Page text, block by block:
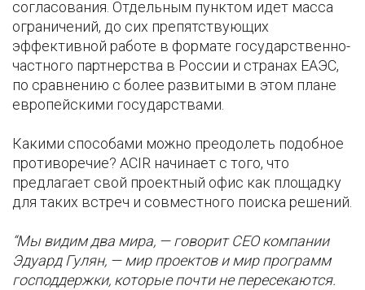
согласования. Отдельным пунктом идет масса
ограничений, до сих препятствующих
эффективной работе в формате государственно-
частного партнерства в России и странах ЕАЭС,
по сравнению с более развитыми в этом плане
европейскими государствами.
Какими способами можно преодолеть подобное
противоречие? ACIR начинает с того, что
предлагает свой проектный офис как площадку
для таких встреч и совместного поиска решений.
“Мы видим два мира, — говорит СЕО компании
Эдуард Гулян, — мир проектов и мир программ
господдержки, которые почти не пересекаются.